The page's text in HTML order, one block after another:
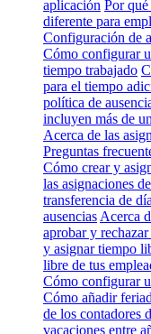
aplicación Por qué
diferente para
Configuración de
Cómo configurar
tiempo trabajado
para el tiempo
política de
incluyen más de
Acerca de las
Preguntas
Cómo crear y
las asignaciones
transferencia de
ausencias Acerca
aprobar y
y asignar tiempo
libre de tus
Cómo configurar
Cómo añadir
de los contadores
vacaciones entre